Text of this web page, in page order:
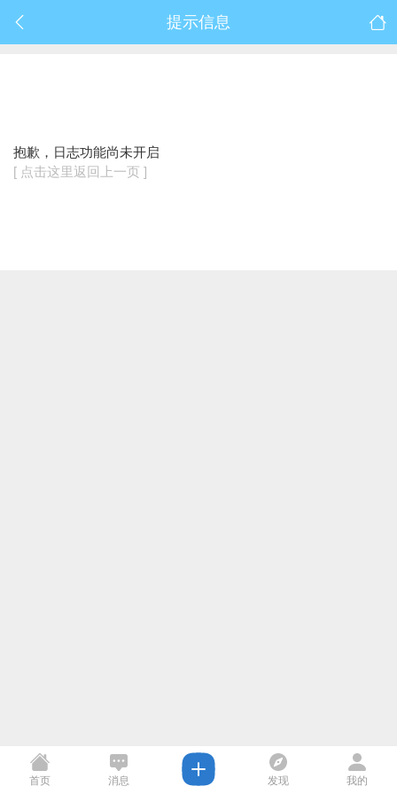
提示信息
抱歉，日志功能尚未开启
[ 点击这里返回上一页 ]
首页 消息 发现 我的